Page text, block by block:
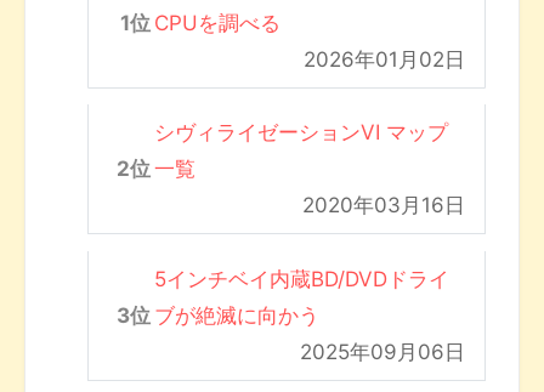
CPUを調べる
2026年01月02日
シヴィライゼーションVI マップ
一覧
2020年03月16日
5インチベイ内蔵BD/DVDドライ
ブが絶滅に向かう
2025年09月06日